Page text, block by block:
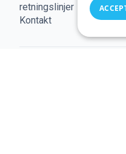
retningslinjer
Kontakt